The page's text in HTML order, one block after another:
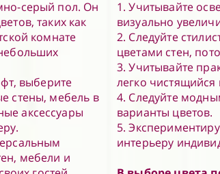
серый пол. Он
таких как
комнате
выберите
стены, мебель в
аксессуары
мебели и
1. Учитывайте
визуально
2. Следуйте
цветами стен,
3. Учитывайте
легко чистящийся
4. Следуйте
варианты цветов.
5.
интерьеру